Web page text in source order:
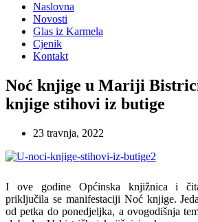
Naslovna
Novosti
Glas iz Karmela
Cjenik
Kontakt
Noć knjige u Mariji
knjige stihovi iz butige
23 travnja, 2022
I ove godine Općinska knjižnica i
priključila se manifestaciji Noć knjige.
od petka do ponedjeljka, a ovogodišnja